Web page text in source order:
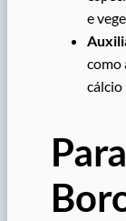
e
como
cálcio